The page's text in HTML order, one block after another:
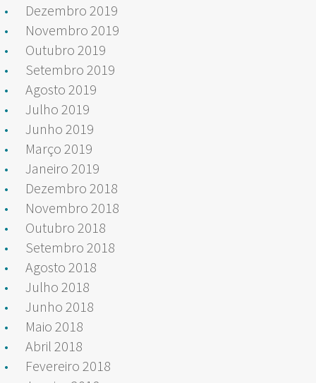
Dezembro 2019
Novembro 2019
Outubro 2019
Setembro 2019
Agosto 2019
Julho 2019
Junho 2019
Março 2019
Janeiro 2019
Dezembro 2018
Novembro 2018
Outubro 2018
Setembro 2018
Agosto 2018
Julho 2018
Junho 2018
Maio 2018
Abril 2018
Fevereiro 2018